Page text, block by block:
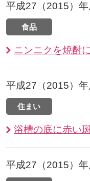
平成27（2015）年
食品
ニンニクを焼酎
平成27（2015）年
住まい
浴槽の底に赤い
平成27（2015）年